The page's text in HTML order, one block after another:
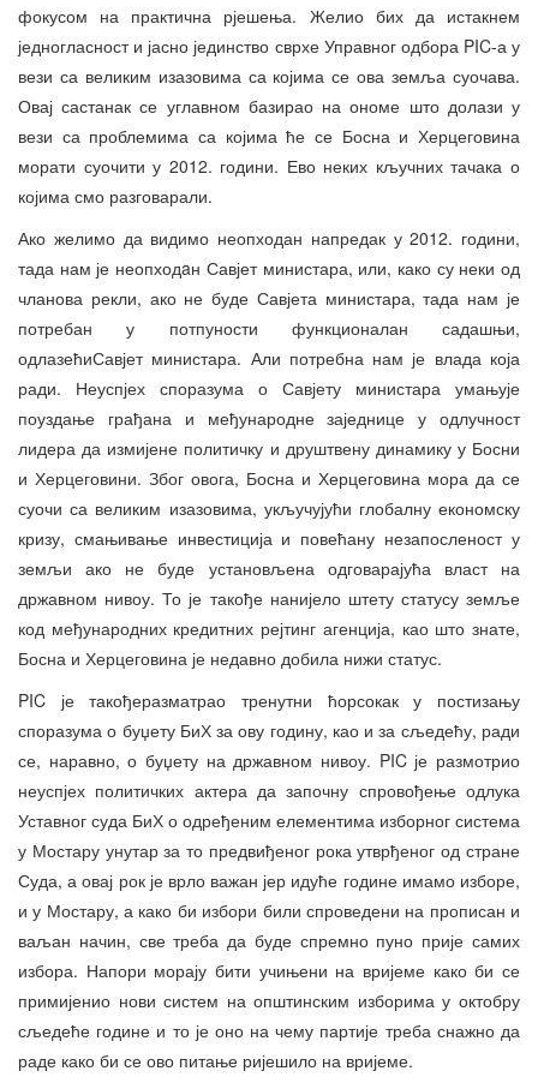
фокусом на практична рјешења. Желио бих да истакнем
једногласност и јасно јединство сврхе Управног одбора PIC-а у
вези са великим изазовима са којима се ова земља суочава.
Овај састанак се углавном базирао на ономе што долази у
вези са проблемима са којима ће се Босна и Херцеговина
морати суочити у 2012. години. Ево неких кључних тачака о
којима смо разговарали.
Ако желимо да видимо неопходан напредак у 2012. години,
тада нам је неопходaн Савјет министара, или, како су неки од
чланова рекли, ако не буде Савјета министара, тада нам је
потребан у потпуности функционалан садашњи,
одлазећиСавјет министара. Али потребна нам је влада која
ради. Неуспјех споразума о Савјету министара умањује
поуздање грађана и међународне заједнице у одлучност
лидера да измијене политичку и друштвену динамику у Босни
и Херцеговини. Због овога, Босна и Херцеговина мора да се
суочи са великим изазовима, укључујући глобалну економску
кризу, смањивање инвестиција и повећану незапосленост у
земљи ако не буде установљена одговарајућа власт на
државном нивоу. То је такође нанијело штету статусу земље
код међународних кредитних рејтинг агенција, као што знате,
Босна и Херцеговина је недавно добила нижи статус.
PIC је такођеразматрао тренутни ћорсокак у постизању
споразума о буџету БиХ за ову годину, као и за сљедећу, ради
се, наравно, о буџету на државном нивоу. PIC је размотрио
неуспјех политичких актера да започну спровођење одлука
Уставног суда БиХ о одређеним елементима изборног система
у Мостару унутар за то предвиђеног рока утврђеног од стране
Суда, а овај рок је врло важан јер идуће године имамо изборе,
и у Мостару, а како би избори били спроведени на прописан и
ваљан начин, све треба да буде спремно пуно прије самих
избора. Напори морају бити учињени на вријеме како би се
примијенио нови систем на општинским изборима у октобру
сљедеће године и то је оно на чему партије треба снажно да
раде како би се ово питање ријешило на вријеме.